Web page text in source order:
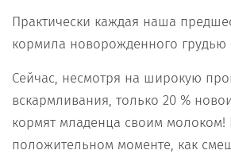
Практически каждая наша
кормила новорожденного грудью
Сейчас, несмотря на широкую
вскармливания, только 20 %
кормят младенца своим молоком!
положительном моменте, как